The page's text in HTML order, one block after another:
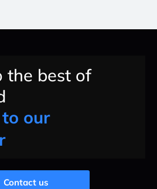
the best of
our
Contact us